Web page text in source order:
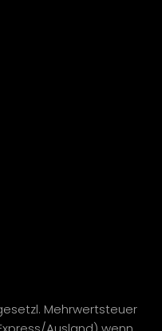
Mehrwertsteuer